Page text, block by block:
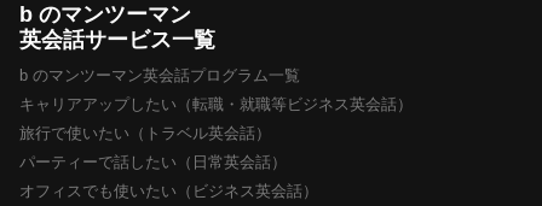
b のマンツーマン
英会話サービス一覧
b のマンツーマン英会話プログラム一覧
キャリアアップしたい（転職・就職等ビジネス英会話）
旅行で使いたい（トラベル英会話）
パーティーで話したい（日常英会話）
オフィスでも使いたい（ビジネス英会話）